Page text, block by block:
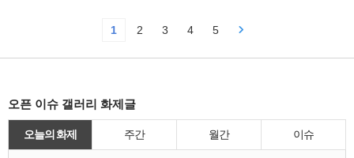
1 2 3 4 5
오픈 이슈 갤러리 화제글
오늘의 화제 주간 월간 이슈